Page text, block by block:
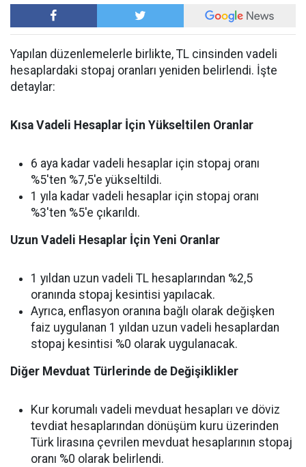
Yapılan düzenlemelerle birlikte, TL cinsinden vadeli
hesaplardaki stopaj oranları yeniden belirlendi. İşte
detaylar:
Kısa Vadeli Hesaplar İçin Yükseltilen Oranlar
6 aya kadar vadeli hesaplar için stopaj oranı
%5'ten %7,5'e yükseltildi.
1 yıla kadar vadeli hesaplar için stopaj oranı
%3'ten %5'e çıkarıldı.
Uzun Vadeli Hesaplar İçin Yeni Oranlar
1 yıldan uzun vadeli TL hesaplarından %2,5
oranında stopaj kesintisi yapılacak.
Ayrıca, enflasyon oranına bağlı olarak değişken
faiz uygulanan 1 yıldan uzun vadeli hesaplardan
stopaj kesintisi %0 olarak uygulanacak.
Diğer Mevduat Türlerinde de Değişiklikler
Kur korumalı vadeli mevduat hesapları ve döviz
tevdiat hesaplarından dönüşüm kuru üzerinden
Türk lirasına çevrilen mevduat hesaplarının stopaj
oranı %0 olarak belirlendi.